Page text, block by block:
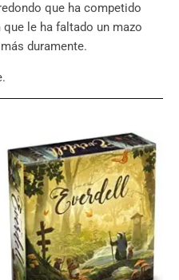
que ha competido
le ha faltado un mazo
duramente.